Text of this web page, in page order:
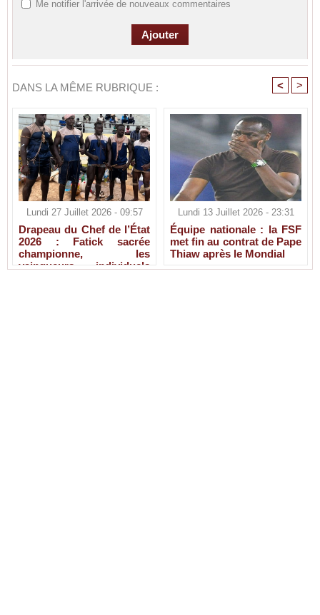
Me notifier l'arrivée de nouveaux commentaires
DANS LA MÊME RUBRIQUE : < >
Lundi 27 Juillet 2026 - 09:57
Drapeau du Chef de l’État
2026 : Fatick sacrée
championne, les
vainqueurs individuels
Lundi 13 Juillet 2026 - 23:31
Équipe nationale : la FSF
met fin au contrat de Pape
Thiaw après le Mondial